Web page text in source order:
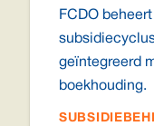
FCDO
geïntegreerd
boekhouding.